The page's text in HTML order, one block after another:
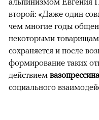
второй: «Даже один
чем многие годы
некоторыми
сохраняется и после
формирование таких
действием вазопрессина
социального